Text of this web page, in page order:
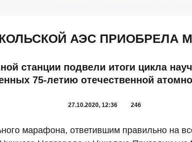
АЭС ПРИОБРЕЛА
станции подвели итоги цикла
75-летию отечественной
27.10.2020, 12:36 246
марафона, ответившим правильно на